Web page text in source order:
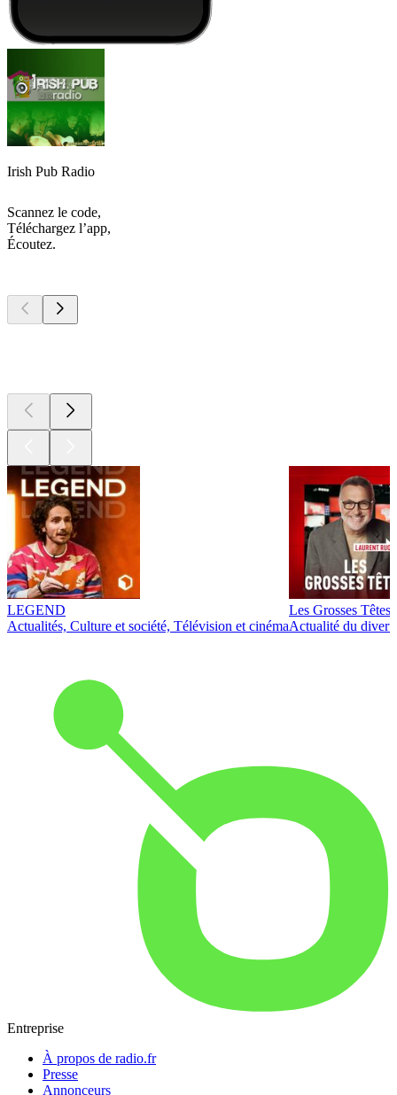
Irish Pub Radio
Scannez le code,
Téléchargez l’app,
Écoutez.
LEGEND
Actualités, Culture et société, Télévision et cinéma
Les Grosses Têtes
Actualité du
Entreprise
À propos de radio.fr
Presse
Annonceurs